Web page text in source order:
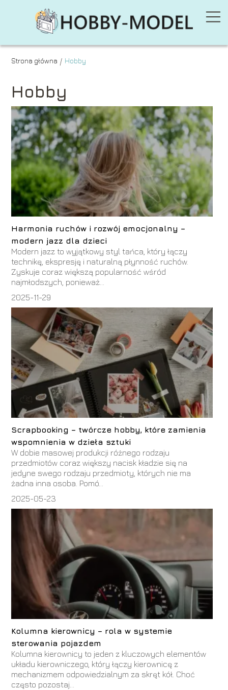
Strona główna / Hobby
Hobby
Harmonia ruchów i rozwój emocjonalny –
modern jazz dla dzieci
Modern jazz to wyjątkowy styl tańca, który łączy
technikę, ekspresję i naturalną płynność ruchów.
Zyskuje coraz większą popularność wśród
najmłodszych, ponieważ...
2025-11-29
Scrapbooking – twórcze hobby, które zamienia
wspomnienia w dzieła sztuki
W dobie masowej produkcji różnego rodzaju
przedmiotów coraz większy nacisk kładzie się na
jedyne swego rodzaju przedmioty, których nie ma
żadna inna osoba. Pomó...
2025-05-23
Kolumna kierownicy – rola w systemie
sterowania pojazdem
Kolumna kierownicy to jeden z kluczowych elementów
układu kierowniczego, który łączy kierownicę z
mechanizmem odpowiedzialnym za skręt kół. Choć
często pozostaj...